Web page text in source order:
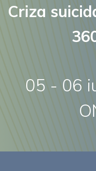
Criza
05 - 06